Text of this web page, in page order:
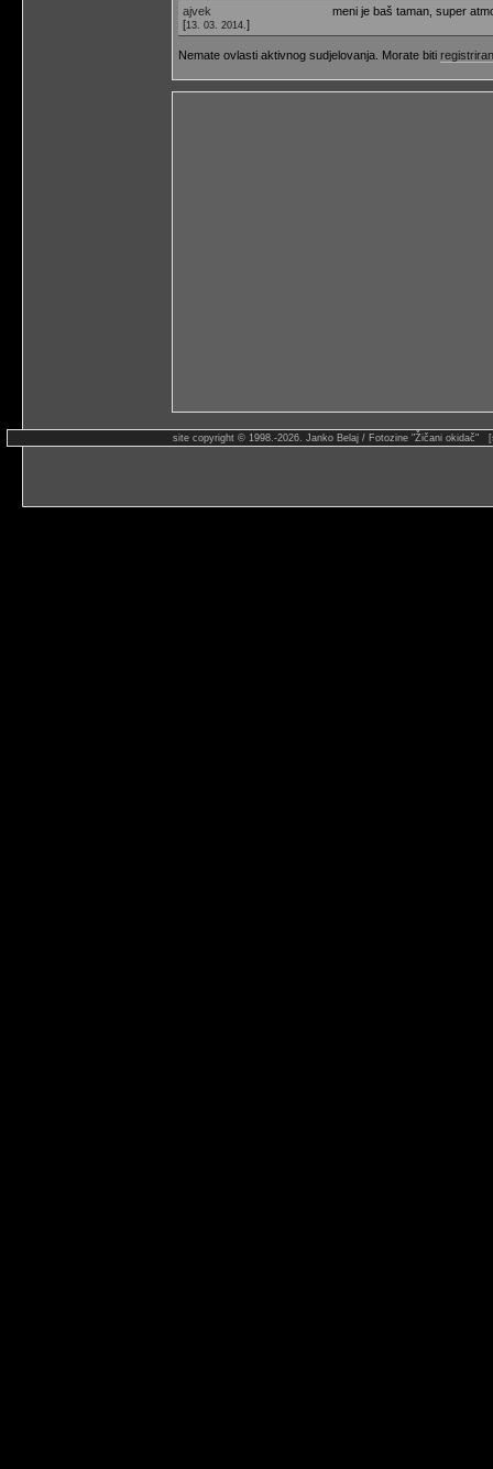
ajvek
[13. 03. 2014. ]
meni je baš taman, super
Nemate ovlasti aktivnog sudjelovanja. Morate biti
site copyright © 1998.-2026. Janko Belaj / Fotozine "Žičani okidač"